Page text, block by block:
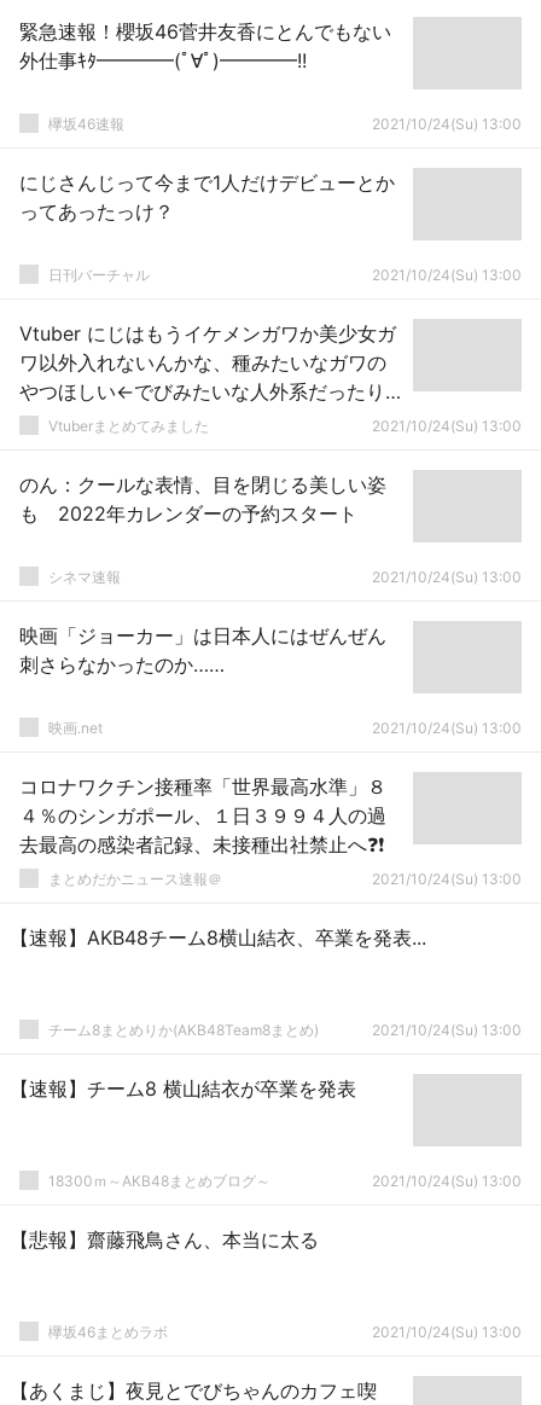
緊急速報！櫻坂46菅井友香にとんでもない
外仕事ｷﾀ━━━━(ﾟ∀ﾟ)━━━━!!
欅坂46速報 2021/10/24(Su) 13:00
にじさんじって今まで1人だけデビューとか
ってあったっけ？
日刊バーチャル 2021/10/24(Su) 13:00
Vtuber にじはもうイケメンガワか美少女ガ
ワ以外入れないんかな、種みたいなガワの
やつほしい←でびみたいな人外系だったり
モンスター系だったりほしいよな
Vtuberまとめてみました 2021/10/24(Su) 13:00
のん：クールな表情、目を閉じる美しい姿
も 2022年カレンダーの予約スタート
シネマ速報 2021/10/24(Su) 13:00
映画「ジョーカー」は日本人にはぜんぜん
刺さらなかったのか……
映画.net 2021/10/24(Su) 13:00
コロナワクチン接種率「世界最高水準」８
４％のシンガポール、１日３９９４人の過
去最高の感染者記録、未接種出社禁止へ❓❗
まとめだかニュース速報＠ 2021/10/24(Su) 13:00
【速報】AKB48チーム8横山結衣、卒業を発表...
チーム8まとめりか(AKB48Team8まとめ) 2021/10/24(Su) 13:00
【速報】チーム8 横山結衣が卒業を発表
18300ｍ～AKB48まとめブログ～ 2021/10/24(Su) 13:00
【悲報】齋藤飛鳥さん、本当に太る
欅坂46まとめラボ 2021/10/24(Su) 13:00
【あくまじ】夜見とでびちゃんのカフェ喫